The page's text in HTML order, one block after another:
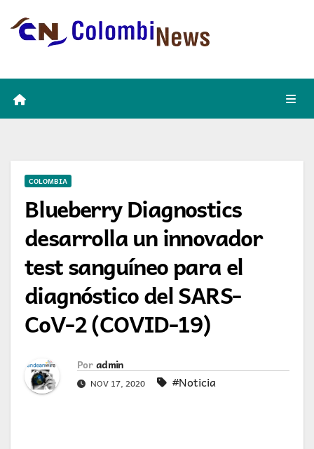
COLOMBIA
Blueberry Diagnostics
desarrolla un innovador
test sanguíneo para el
diagnóstico del SARS-
CoV-2 (COVID-19)
Por admin
NOV 17, 2020 #Noticia